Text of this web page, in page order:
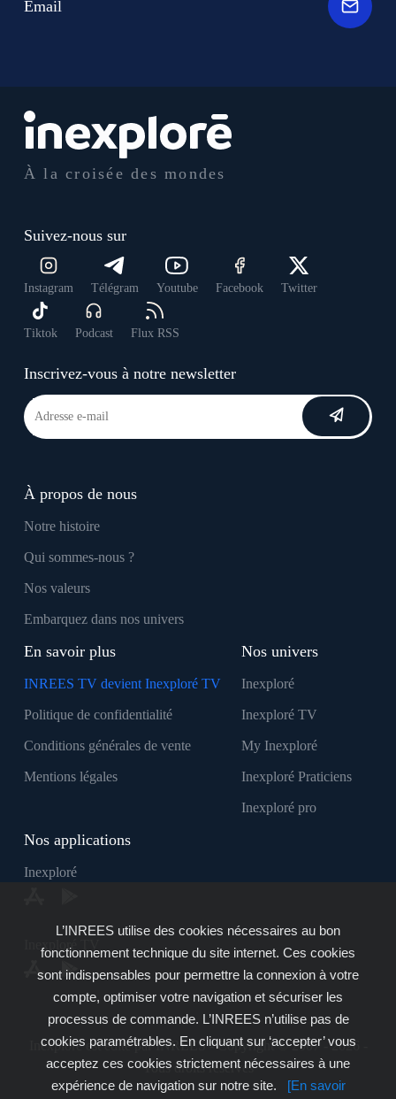
À la croisée des mondes
Suivez-nous sur
Instagram Télégram Youtube Facebook Twitter
Tiktok Podcast Flux RSS
Inscrivez-vous à notre newsletter
À propos de nous
Notre histoire
Qui sommes-nous ?
Nos valeurs
Embarquez dans nos univers
En savoir plus
INREES TV devient Inexploré TV
Politique de confidentialité
Conditions générales de vente
Mentions légales
Nos univers
Inexploré
Inexploré TV
My Inexploré
Inexploré Praticiens
Inexploré pro
Nos applications
Inexploré
Inexploré TV
Inexploré est édité par INREES - Copyright © 2007 - 2026 -
Tous droits réservés
Email
L’INREES utilise des cookies nécessaires au bon
fonctionnement technique du site internet. Ces cookies
sont indispensables pour permettre la connexion à votre
compte, optimiser votre navigation et sécuriser les
processus de commande. L’INREES n’utilise pas de
cookies paramétrables. En cliquant sur ‘accepter’ vous
acceptez ces cookies strictement nécessaires à une
expérience de navigation sur notre site.
[En savoir